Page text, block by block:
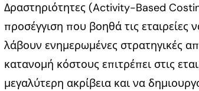
Δραστηριότητες (Activity-Based
προσέγγιση που βοηθά τις
λάβουν ενημερωμένες στρατηγικές
κατανομή κόστους επιτρέπει στις
μεγαλύτερη ακρίβεια και να